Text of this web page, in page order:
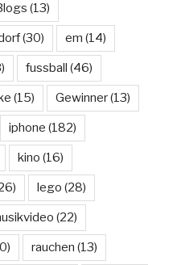
(13)
(30) em (14)
fussball (46)
(15) Gewinner(13)
iphone (182)
kino (16)
lego (28)
(22)
rauchen (13)